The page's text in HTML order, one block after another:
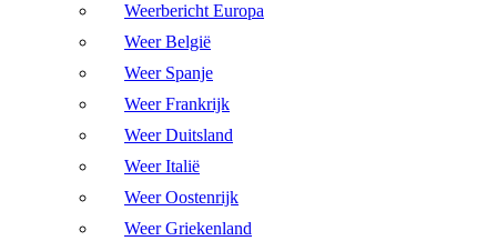
Weerbericht Europa
Weer België
Weer Spanje
Weer Frankrijk
Weer Duitsland
Weer Italië
Weer Oostenrijk
Weer Griekenland